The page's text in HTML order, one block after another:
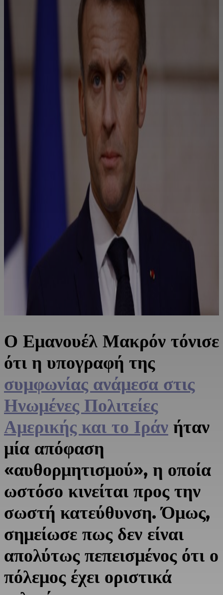
Ο Εμανουέλ Μακρόν τόνισε
ότι η υπογραφή της
συμφωνίας ανάμεσα στις
Ηνωμένες Πολιτείες
Αμερικής και το Ιράν ήταν
μία απόφαση
«αυθορμητισμού», η οποία
ωστόσο κινείται προς την
σωστή κατεύθυνση. Όμως,
σημείωσε πως δεν είναι
απολύτως πεπεισμένος ότι ο
πόλεμος έχει οριστικά